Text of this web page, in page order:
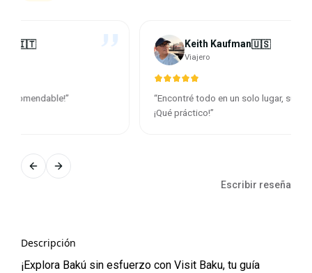
Keith Kaufman 🇺🇸
“Encontré todo en un solo lugar, súper rápido.
“
Escribir reseña
Descripción
¡Explora Bakú sin esfuerzo con Visit Baku, tu guía